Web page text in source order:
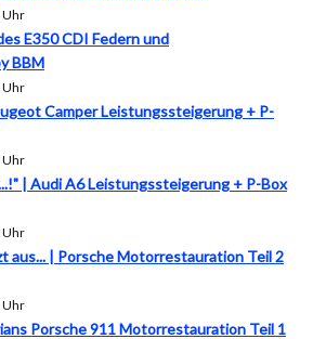
Uhr
E350 CDI Federn und
BBM
Uhr
Camper Leistungssteigerung + P-
Uhr
| Audi A6 Leistungssteigerung + P-Box
Uhr
aus... | Porsche Motorrestauration Teil 2
Uhr
Porsche 911 Motorrestauration Teil 1